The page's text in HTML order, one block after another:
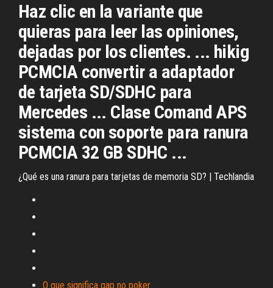
Haz clic en la variante que
quieras para leer las opiniones,
dejadas por los clientes. ... hikig
PCMCIA convertir a adaptador
de tarjeta SD/SDHC para
Mercedes ... Clase Comand APS
sistema con soporte para ranura
PCMCIA 32 GB SDHC ...
¿Qué es una ranura para tarjetas de memoria SD? | Techlandia
O que significa gap no poker